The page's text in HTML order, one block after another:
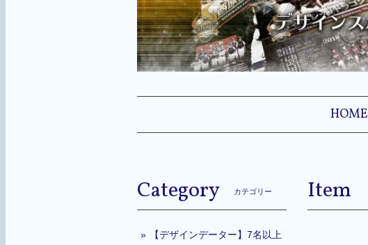
HOME
Item
Category カテゴリー
【デザインデーター】7名以上